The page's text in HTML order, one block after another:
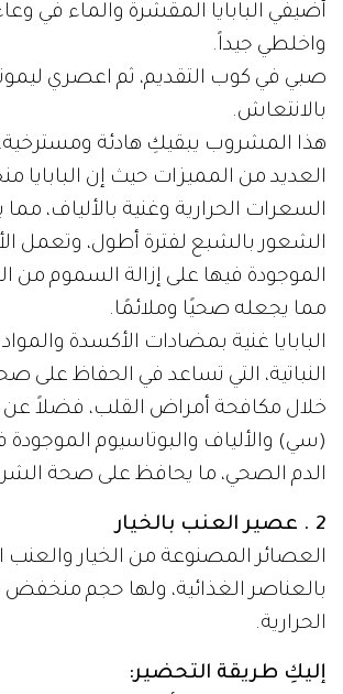
أضيفي البابايا المقشرة والماء في
واخلطي جيداً.
صبي في كوب التقديم، ثم اعصري
بالانتعاش.
هذا المشروب يبقيكِ هادئة ومسترخية،
العديد من المميزات حيث إن البابايا
السعرات الحرارية وغنية بالألياف،
الشعور بالشبع لفترة أطول، وتعمل
الموجودة فيها على إزالة السموم من
مما يجعله صحيًا وملائمًا.
البابايا غنية بمضادات الأكسدة والمواد
النباتية، التي تساعد في الحفاظ على
خلال مكافحة أمراض القلب، فضلاً عن
(سي) والألياف والبوتاسيوم الموجودة
الدم الصحي، ما يحافظ على صحة
2 . عصير العنب بالخيار
العصائر المصنوعة من الخيار والعنب
بالعناصر الغذائية، ولها حجم
الحرارية.
إليكِ طريقة التحضير: